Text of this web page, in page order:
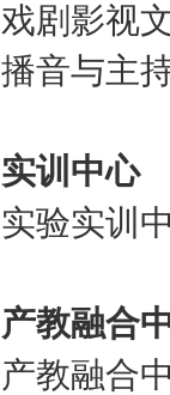
戏剧影视
播音与主
实训中心
实验实训
产教融合
产教融合